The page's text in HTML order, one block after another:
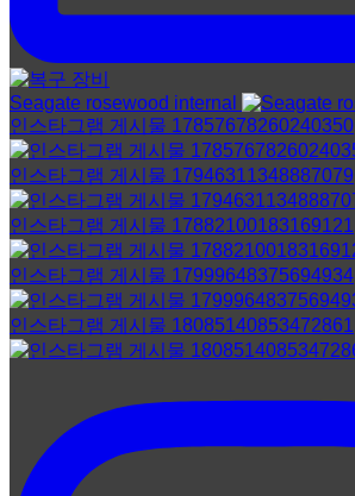
Seagate rosewood internal
인스타그램 게시물 17857678260240350
인스타그램 게시물 17946311348887079
인스타그램 게시물 17882100183169121
인스타그램 게시물 17999648375694934
인스타그램 게시물 18085140853472861